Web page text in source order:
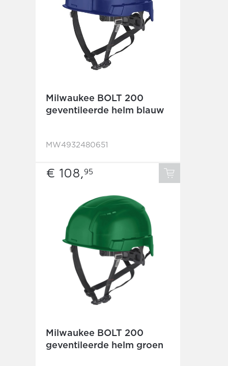
Milwaukee BOLT 200
geventileerde helm blauw
MW4932480651
€ 108, 95
Milwaukee BOLT 200
geventileerde helm groen